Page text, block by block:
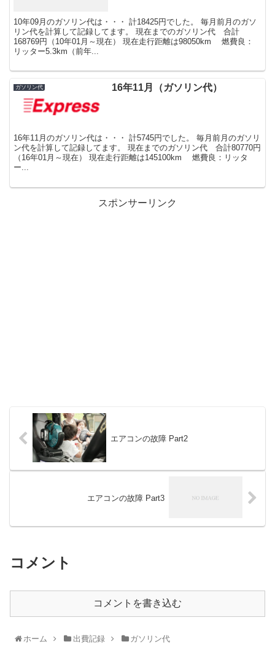
10年09月のガソリン代は・・・ 計18425円でした。 毎月前月のガソ
リン代を計算して記録してます。 現在までのガソリン代 合計
168769円（10年01月～現在） 現在走行距離は98050km 燃費良：
リッター5.3km（前年...
ガソリン代 16年11月（ガソリン代）
16年11月のガソリン代は・・・ 計5745円でした。 毎月前月のガソリ
ン代を計算して記録してます。 現在までのガソリン代 合計80770円
（16年01月～現在） 現在走行距離は145100km 燃費良：リッタ
ー...
スポンサーリンク
エアコンの故障 Part2
エアコンの故障 Part3
コメント
コメントを書き込む
ホーム 出費記録 ガソリン代